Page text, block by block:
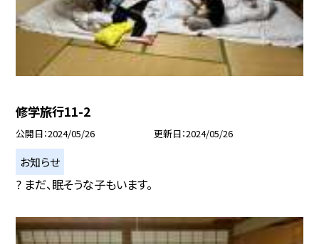
修学旅行11-2
公開日 2024/05/26 更新日 2024/05/26
お知らせ
? まだ、眠そうな子もいます。